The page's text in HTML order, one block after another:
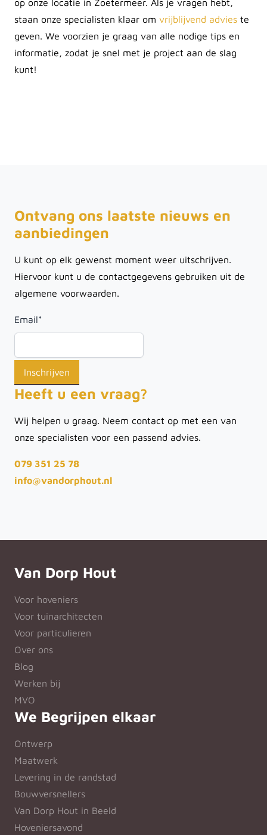
op onze locatie in Zoetermeer. Als je vragen hebt,
staan onze specialisten klaar om vrijblijvend advies te
geven. We voorzien je graag van alle nodige tips en
informatie, zodat je snel met je project aan de slag
kunt!
Ontvang ons laatste nieuws en
aanbiedingen
U kunt op elk gewenst moment weer uitschrijven.
Hiervoor kunt u de contactgegevens gebruiken uit de
algemene voorwaarden.
Email*
Heeft u een vraag?
Wij helpen u graag. Neem contact op met een van
onze specialisten voor een passend advies.
079 351 25 78
info@vandorphout.nl
Van Dorp Hout
Voor hoveniers
Voor tuinarchitecten
Voor particulieren
Over ons
Blog
Werken bij
MVO
We Begrijpen elkaar
Ontwerp
Maatwerk
Levering in de randstad
Bouwversnellers
Van Dorp Hout in Beeld
Hoveniersavond